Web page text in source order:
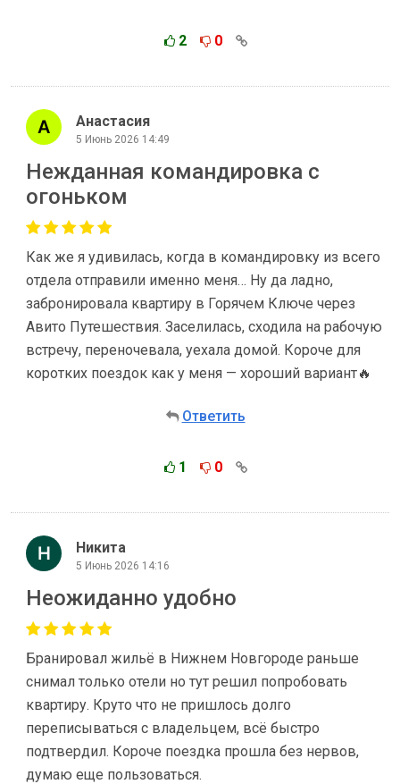
2 0
Анастасия
5 Июнь 2026 14:49
Нежданная командировка с
огоньком
Как же я удивилась, когда в командировку из всего
отдела отправили именно меня… Ну да ладно,
забронировала квартиру в Горячем Ключе через
Авито Путешествия. Заселилась, сходила на рабочую
встречу, переночевала, уехала домой. Короче для
коротких поездок как у меня — хороший вариант🔥
Ответить
1 0
Никита
5 Июнь 2026 14:16
Неожиданно удобно
Бранировал жильё в Нижнем Новгороде раньше
снимал только отели но тут решил попробовать
квартиру. Круто что не пришлось долго
переписываться с владельцем, всё быстро
подтвердил. Короче поездка прошла без нервов,
думаю еще пользоваться.